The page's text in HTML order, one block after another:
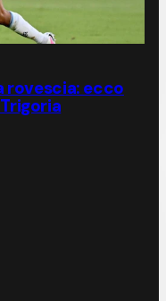
rovescia: ecco